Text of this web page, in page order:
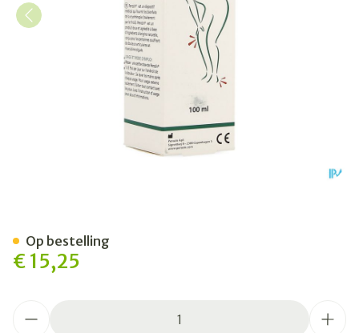
€ 15,25
Op bestelling